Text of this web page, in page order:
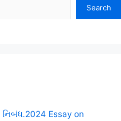
Search
Essay on